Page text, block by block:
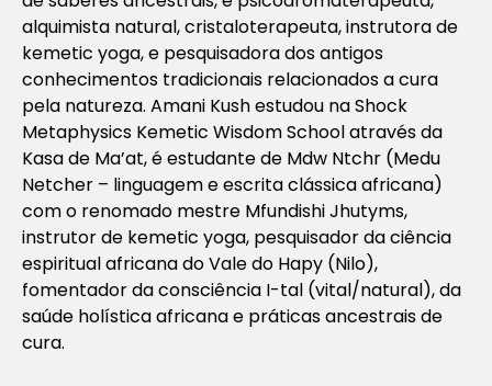
alquimista natural, cristaloterapeuta, instrutora de
kemetic yoga, e pesquisadora dos antigos
conhecimentos tradicionais relacionados a cura
pela natureza. Amani Kush estudou na Shock
Metaphysics Kemetic Wisdom School através da
Kasa de Ma’at, é estudante de Mdw Ntchr (Medu
Netcher – linguagem e escrita clássica africana)
com o renomado mestre Mfundishi Jhutyms,
instrutor de kemetic yoga, pesquisador da ciência
espiritual africana do Vale do Hapy (Nilo),
fomentador da consciência I-tal (vital/natural), da
saúde holística africana e práticas ancestrais de
cura.